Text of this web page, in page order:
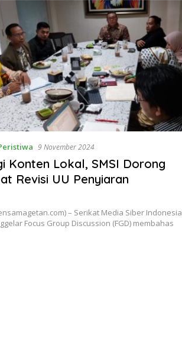
9 November 2024
Konten Lokal, SMSI Dorong
Revisi UU Penyiaran
– Serikat Media Siber Indonesia
Focus Group Discussion (FGD) membahas